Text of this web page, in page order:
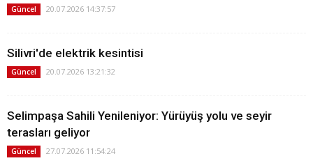
Güncel 20.07.2026 14:37:57
Silivri'de elektrik kesintisi
Güncel 20.07.2026 13:21:32
Selimpaşa Sahili Yenileniyor: Yürüyüş yolu ve seyir
terasları geliyor
Güncel 27.07.2026 11:54:24